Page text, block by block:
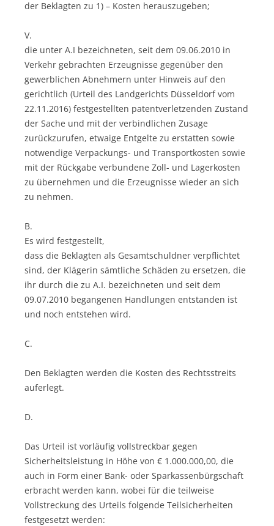
der Beklagten zu 1) – Kosten herauszugeben;
V.
die unter A.I bezeichneten, seit dem 09.06.2010 in
Verkehr gebrachten Erzeugnisse gegenüber den
gewerblichen Abnehmern unter Hinweis auf den
gerichtlich (Urteil des Landgerichts Düsseldorf vom
22.11.2016) festgestellten patentverletzenden Zustand
der Sache und mit der verbindlichen Zusage
zurückzurufen, etwaige Entgelte zu erstatten sowie
notwendige Verpackungs- und Transportkosten sowie
mit der Rückgabe verbundene Zoll- und Lagerkosten
zu übernehmen und die Erzeugnisse wieder an sich
zu nehmen.
B.
Es wird festgestellt,
dass die Beklagten als Gesamtschuldner verpflichtet
sind, der Klägerin sämtliche Schäden zu ersetzen, die
ihr durch die zu A.I. bezeichneten und seit dem
09.07.2010 begangenen Handlungen entstanden ist
und noch entstehen wird.
C.
Den Beklagten werden die Kosten des Rechtsstreits
auferlegt.
D.
Das Urteil ist vorläufig vollstreckbar gegen
Sicherheitsleistung in Höhe von € 1.000.000,00, die
auch in Form einer Bank- oder Sparkassenbürgschaft
erbracht werden kann, wobei für die teilweise
Vollstreckung des Urteils folgende Teilsicherheiten
festgesetzt werden: